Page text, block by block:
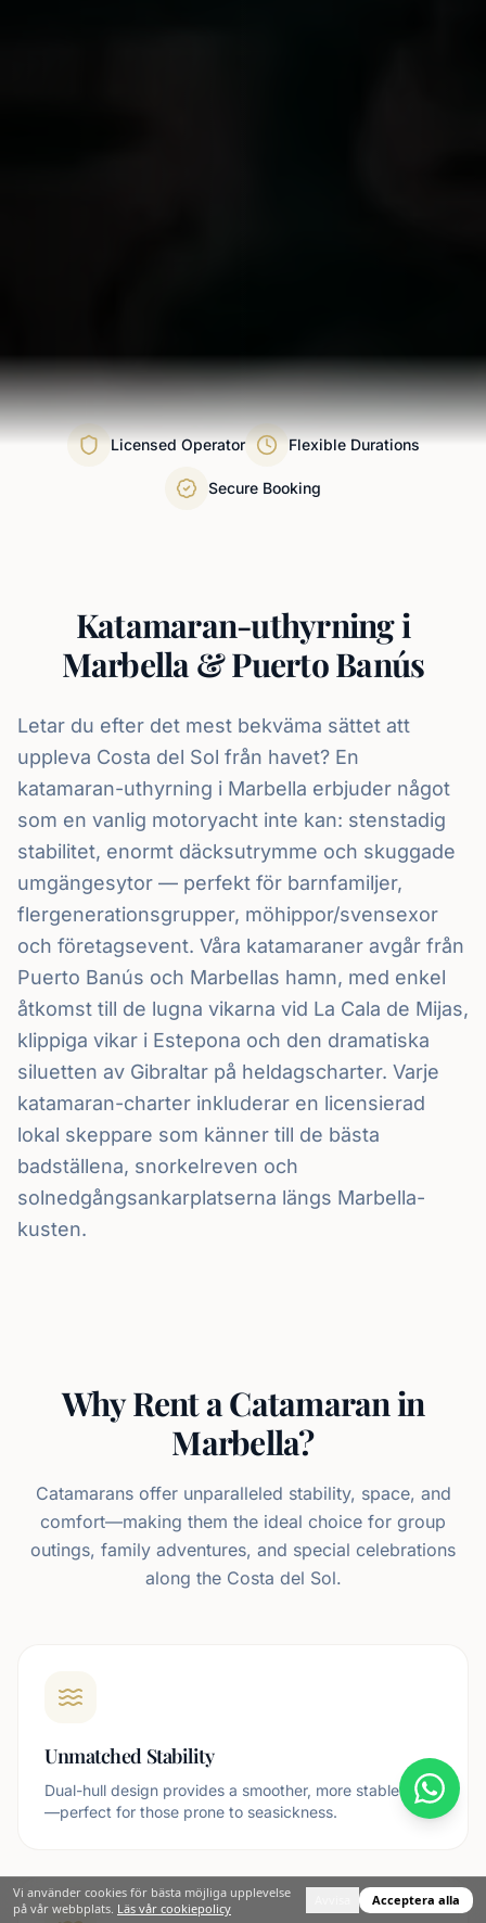
Vi använder cookies för bästa möjliga upplevelse
på vår webbplats. Läs vår cookiepolicy
Acceptera alla
Licensed Operator Flexible Durations
Secure Booking
Katamaran-uthyrning i
Marbella & Puerto Banús
Letar du efter det mest bekväma sättet att
uppleva Costa del Sol från havet? En
katamaran-uthyrning i Marbella erbjuder något
som en vanlig motoryacht inte kan: stenstadig
stabilitet, enormt däcksutrymme och skuggade
umgängesytor — perfekt för barnfamiljer,
flergenerationsgrupper, möhippor/svensexor
och företagsevent. Våra katamaraner avgår från
Puerto Banús och Marbellas hamn, med enkel
åtkomst till de lugna vikarna vid La Cala de Mijas,
klippiga vikar i Estepona och den dramatiska
siluetten av Gibraltar på heldagscharter. Varje
katamaran-charter inkluderar en licensierad
lokal skeppare som känner till de bästa
badställena, snorkelreven och
solnedgångsankarplatserna längs Marbella-
kusten.
Why Rent a Catamaran in
Marbella?
Catamarans offer unparalleled stability, space, and
comfort—making them the ideal choice for group
outings, family adventures, and special celebrations
along the Costa del Sol.
Unmatched Stability
Dual-hull design provides a smoother, more stable ride
—perfect for those prone to seasickness.